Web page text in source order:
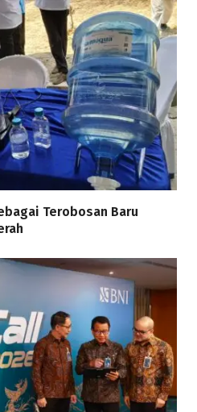
Terobosan Baru